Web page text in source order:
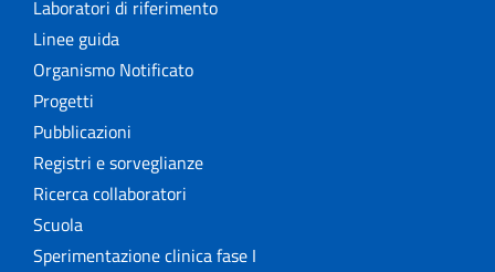
Laboratori di riferimento
Linee guida
Organismo Notificato
Progetti
Pubblicazioni
Registri e sorveglianze
Ricerca collaboratori
Scuola
Sperimentazione clinica fase I